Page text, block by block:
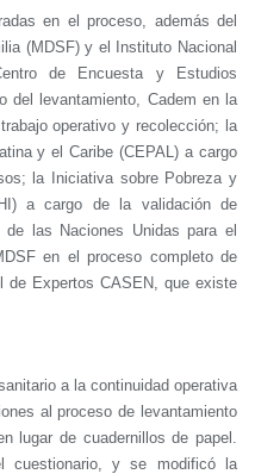
en el proceso, además del
(MDSF) y el Instituto Nacional
de Encuesta y Estudios
del levantamiento, Cadem en la
operativo y recolección; la
y el Caribe (CEPAL) a cargo
la Iniciativa sobre Pobreza y
a cargo de la validación de
las Naciones Unidas para el
en el proceso completo de
de Expertos CASEN, que existe
a la continuidad operativa
al proceso de levantamiento
lugar de cuadernillos de papel.
cuestionario, y se modificó la